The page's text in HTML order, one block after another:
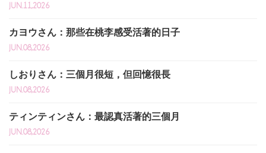
JUN.11,2026
カヨウさん：那些在桃李感受活著的日子
JUN.08,2026
しおりさん：三個月很短，但回憶很長
JUN.08,2026
ティンティンさん：最認真活著的三個月
JUN.08,2026